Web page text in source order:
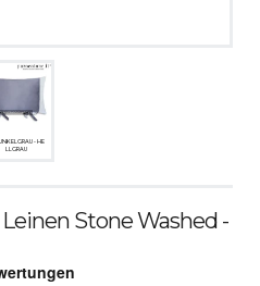
- HE
LLGRAU
Stone Washed -